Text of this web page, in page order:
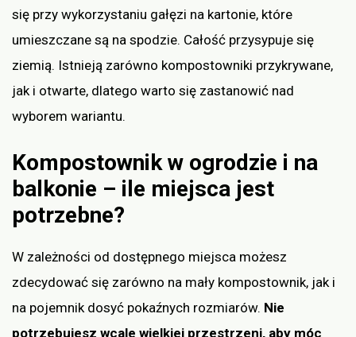
się przy wykorzystaniu gałęzi na kartonie, które
umieszczane są na spodzie. Całość przysypuje się
ziemią. Istnieją zarówno kompostowniki przykrywane,
jak i otwarte, dlatego warto się zastanowić nad
wyborem wariantu.
Kompostownik w ogrodzie i na
balkonie – ile miejsca jest
potrzebne?
W zależności od dostępnego miejsca możesz
zdecydować się zarówno na mały kompostownik, jak i
na pojemnik dosyć pokaźnych rozmiarów. Nie
potrzebujesz wcale wielkiej przestrzeni, aby móc